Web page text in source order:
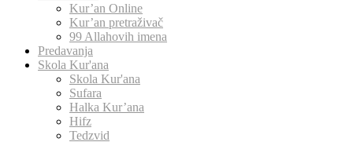
Kur’an Online
Kur’an pretraživač
99 Allahovih imena
Predavanja
Skola Kur'ana
Skola Kur'ana
Sufara
Halka Kur’ana
Hifz
Tedzvid